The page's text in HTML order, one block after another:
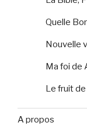
Quelle
Nouvelle
Ma foi de
Le fruit de
A propos